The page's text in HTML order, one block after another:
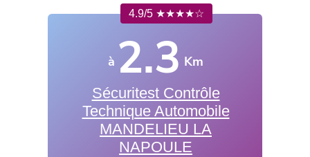
4.9/5 ★★★★☆
à 2.3 Km
Sécuritest Contrôle
Technique Automobile
MANDELIEU LA
NAPOULE